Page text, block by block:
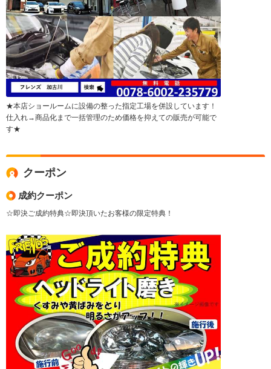
★本店ショールームに設備の整った指定工場を併設しています！
仕入れ→商品化まで一括管理のため価格を抑えての販売が可能で
す★
クーポン
成約クーポン
☆即決ご成約特典☆即決頂いたお客様の限定特典！